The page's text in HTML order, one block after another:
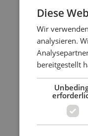
Diese
Wir
analysieren.
bereitgestellt